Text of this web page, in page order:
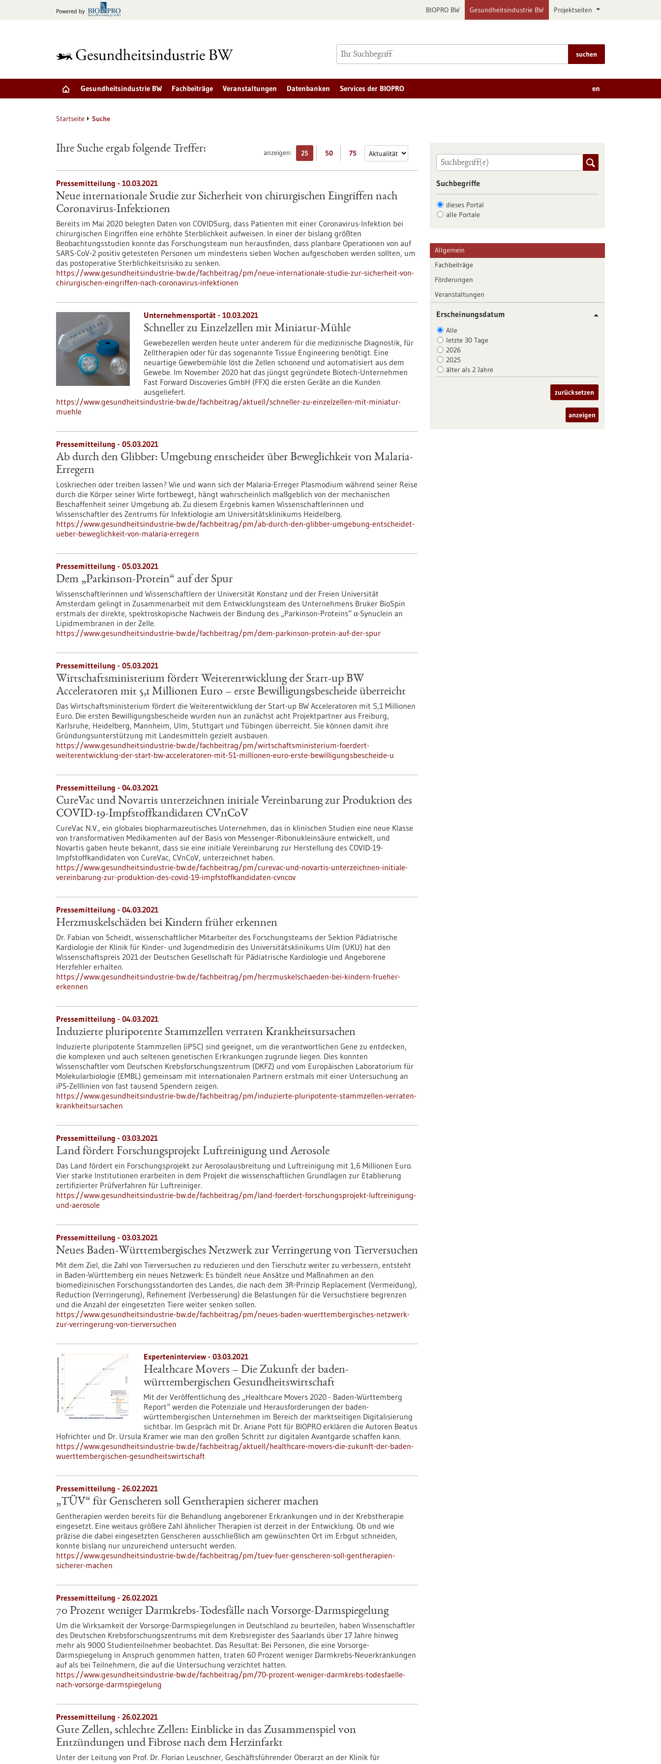
Powered by BIOPRO BW Gesundheitsindustrie BW Projektseiten
suchen
Gesundheitsindustrie BW Fachbeiträge Veranstaltungen Datenbanken Services der BIOPRO en
Startseite Suche
anzeigen: 25 50 75
Ihre Suche ergab folgende Treffer:
Pressemitteilung - 10.03.2021
Neue internationale Studie zur Sicherheit von chirurgischen Eingriffen nach
Coronavirus-Infektionen
Bereits im Mai 2020 belegten Daten von COVIDSurg, dass Patienten mit einer Coronavirus-Infektion bei
chirurgischen Eingriffen eine erhöhte Sterblichkeit aufweisen. In einer der bislang größten
Beobachtungsstudien konnte das Forschungsteam nun herausfinden, dass planbare Operationen von auf
SARS-CoV-2 positiv getesteten Personen um mindestens sieben Wochen aufgeschoben werden sollten, um
das postoperative Sterblichkeitsrisiko zu senken.
https://www.gesundheitsindustrie-bw.de/fachbeitrag/pm/neue-internationale-studie-zur-sicherheit-von-
chirurgischen-eingriffen-nach-coronavirus-infektionen
Unternehmensportät - 10.03.2021
Schneller zu Einzelzellen mit Miniatur-Mühle
Gewebezellen werden heute unter anderem für die medizinische Diagnostik, für
Zelltherapien oder für das sogenannte Tissue Engineering benötigt. Eine
neuartige Gewebemühle löst die Zellen schonend und automatisiert aus dem
Gewebe. Im November 2020 hat das jüngst gegründete Biotech-Unternehmen
Fast Forward Discoveries GmbH (FFX) die ersten Geräte an die Kunden
ausgeliefert.
https://www.gesundheitsindustrie-bw.de/fachbeitrag/aktuell/schneller-zu-einzelzellen-mit-miniatur-
muehle
Pressemitteilung - 05.03.2021
Ab durch den Glibber: Umgebung entscheidet über Beweglichkeit von Malaria-
Erregern
Loskriechen oder treiben lassen? Wie und wann sich der Malaria-Erreger Plasmodium während seiner Reise
durch die Körper seiner Wirte fortbewegt, hängt wahrscheinlich maßgeblich von der mechanischen
Beschaffenheit seiner Umgebung ab. Zu diesem Ergebnis kamen Wissenschaftlerinnen und
Wissenschaftler des Zentrums für Infektiologie am Universitätsklinikums Heidelberg.
https://www.gesundheitsindustrie-bw.de/fachbeitrag/pm/ab-durch-den-glibber-umgebung-entscheidet-
ueber-beweglichkeit-von-malaria-erregern
Pressemitteilung - 05.03.2021
Dem „Parkinson-Protein“ auf der Spur
Wissenschaftlerinnen und Wissenschaftlern der Universität Konstanz und der Freien Universität
Amsterdam gelingt in Zusammenarbeit mit dem Entwicklungsteam des Unternehmens Bruker BioSpin
erstmals der direkte, spektroskopische Nachweis der Bindung des „Parkinson-Proteins“ α-Synuclein an
Lipidmembranen in der Zelle.
https://www.gesundheitsindustrie-bw.de/fachbeitrag/pm/dem-parkinson-protein-auf-der-spur
Pressemitteilung - 05.03.2021
Wirtschaftsministerium fördert Weiterentwicklung der Start-up BW
Acceleratoren mit 5,1 Millionen Euro – erste Bewilligungsbescheide überreicht
Das Wirtschaftsministerium fördert die Weiterentwicklung der Start-up BW Acceleratoren mit 5,1 Millionen
Euro. Die ersten Bewilligungsbescheide wurden nun an zunächst acht Projektpartner aus Freiburg,
Karlsruhe, Heidelberg, Mannheim, Ulm, Stuttgart und Tübingen überreicht. Sie können damit ihre
Gründungsunterstützung mit Landesmitteln gezielt ausbauen.
https://www.gesundheitsindustrie-bw.de/fachbeitrag/pm/wirtschaftsministerium-foerdert-
weiterentwicklung-der-start-bw-acceleratoren-mit-51-millionen-euro-erste-bewilligungsbescheide-u
Pressemitteilung - 04.03.2021
CureVac und Novartis unterzeichnen initiale Vereinbarung zur Produktion des
COVID-19-Impfstoffkandidaten CVnCoV
CureVac N.V., ein globales biopharmazeutisches Unternehmen, das in klinischen Studien eine neue Klasse
von transformativen Medikamenten auf der Basis von Messenger-Ribonukleinsäure entwickelt, und
Novartis gaben heute bekannt, dass sie eine initiale Vereinbarung zur Herstellung des COVID-19-
Impfstoffkandidaten von CureVac, CVnCoV, unterzeichnet haben.
https://www.gesundheitsindustrie-bw.de/fachbeitrag/pm/curevac-und-novartis-unterzeichnen-initiale-
vereinbarung-zur-produktion-des-covid-19-impfstoffkandidaten-cvncov
Pressemitteilung - 04.03.2021
Herzmuskelschäden bei Kindern früher erkennen
Dr. Fabian von Scheidt, wissenschaftlicher Mitarbeiter des Forschungsteams der Sektion Pädiatrische
Kardiologie der Klinik für Kinder- und Jugendmedizin des Universitätsklinikums Ulm (UKU) hat den
Wissenschaftspreis 2021 der Deutschen Gesellschaft für Pädiatrische Kardiologie und Angeborene
Herzfehler erhalten.
https://www.gesundheitsindustrie-bw.de/fachbeitrag/pm/herzmuskelschaeden-bei-kindern-frueher-
erkennen
Pressemitteilung - 04.03.2021
Induzierte pluripotente Stammzellen verraten Krankheitsursachen
Induzierte pluripotente Stammzellen (iPSC) sind geeignet, um die verantwortlichen Gene zu entdecken,
die komplexen und auch seltenen genetischen Erkrankungen zugrunde liegen. Dies konnten
Wissenschaftler vom Deutschen Krebsforschungszentrum (DKFZ) und vom Europäischen Laboratorium für
Molekularbiologie (EMBL) gemeinsam mit internationalen Partnern erstmals mit einer Untersuchung an
iPS-Zelllinien von fast tausend Spendern zeigen.
https://www.gesundheitsindustrie-bw.de/fachbeitrag/pm/induzierte-pluripotente-stammzellen-verraten-
krankheitsursachen
Pressemitteilung - 03.03.2021
Land fördert Forschungsprojekt Luftreinigung und Aerosole
Das Land fördert ein Forschungsprojekt zur Aerosolausbreitung und Luftreinigung mit 1,6 Millionen Euro.
Vier starke Institutionen erarbeiten in dem Projekt die wissenschaftlichen Grundlagen zur Etablierung
zertifizierter Prüfverfahren für Luftreiniger.
https://www.gesundheitsindustrie-bw.de/fachbeitrag/pm/land-foerdert-forschungsprojekt-luftreinigung-
und-aerosole
Pressemitteilung - 03.03.2021
Neues Baden-Württembergisches Netzwerk zur Verringerung von Tierversuchen
Mit dem Ziel, die Zahl von Tierversuchen zu reduzieren und den Tierschutz weiter zu verbessern, entsteht
in Baden-Württemberg ein neues Netzwerk: Es bündelt neue Ansätze und Maßnahmen an den
biomedizinischen Forschungsstandorten des Landes, die nach dem 3R-Prinzip Replacement (Vermeidung),
Reduction (Verringerung), Refinement (Verbesserung) die Belastungen für die Versuchstiere begrenzen
und die Anzahl der eingesetzten Tiere weiter senken sollen.
https://www.gesundheitsindustrie-bw.de/fachbeitrag/pm/neues-baden-wuerttembergisches-netzwerk-
zur-verringerung-von-tierversuchen
Experteninterview - 03.03.2021
Healthcare Movers – Die Zukunft der baden-
württembergischen Gesundheitswirtschaft
Mit der Veröffentlichung des „Healthcare Movers 2020 - Baden-Württemberg
Report“ werden die Potenziale und Herausforderungen der baden-
württembergischen Unternehmen im Bereich der marktseitigen Digitalisierung
sichtbar. Im Gespräch mit Dr. Ariane Pott für BIOPRO erklären die Autoren Beatus
Hofrichter und Dr. Ursula Kramer wie man den großen Schritt zur digitalen Avantgarde schaffen kann.
https://www.gesundheitsindustrie-bw.de/fachbeitrag/aktuell/healthcare-movers-die-zukunft-der-baden-
wuerttembergischen-gesundheitswirtschaft
Pressemitteilung - 26.02.2021
„TÜV“ für Genscheren soll Gentherapien sicherer machen
Gentherapien werden bereits für die Behandlung angeborener Erkrankungen und in der Krebstherapie
eingesetzt. Eine weitaus größere Zahl ähnlicher Therapien ist derzeit in der Entwicklung. Ob und wie
präzise die dabei eingesetzten Genscheren ausschließlich am gewünschten Ort im Erbgut schneiden,
konnte bislang nur unzureichend untersucht werden.
https://www.gesundheitsindustrie-bw.de/fachbeitrag/pm/tuev-fuer-genscheren-soll-gentherapien-
sicherer-machen
Pressemitteilung - 26.02.2021
70 Prozent weniger Darmkrebs-Todesfälle nach Vorsorge-Darmspiegelung
Um die Wirksamkeit der Vorsorge-Darmspiegelungen in Deutschland zu beurteilen, haben Wissenschaftler
des Deutschen Krebsforschungszentrums mit dem Krebsregister des Saarlands über 17 Jahre hinweg
mehr als 9000 Studienteilnehmer beobachtet. Das Resultat: Bei Personen, die eine Vorsorge-
Darmspiegelung in Anspruch genommen hatten, traten 60 Prozent weniger Darmkrebs-Neuerkrankungen
auf als bei Teilnehmern, die auf die Untersuchung verzichtet hatten.
https://www.gesundheitsindustrie-bw.de/fachbeitrag/pm/70-prozent-weniger-darmkrebs-todesfaelle-
nach-vorsorge-darmspiegelung
Pressemitteilung - 26.02.2021
Gute Zellen, schlechte Zellen: Einblicke in das Zusammenspiel von
Entzündungen und Fibrose nach dem Herzinfarkt
Unter der Leitung von Prof. Dr. Florian Leuschner, Geschäftsführender Oberarzt an der Klinik für
Suchbegriffe
dieses Portal
alle Portale
Allgemein
Fachbeiträge
Förderungen
Veranstaltungen
Erscheinungsdatum
Alle
letzte 30 Tage
2026
2025
älter als 2 Jahre
zurücksetzen
anzeigen